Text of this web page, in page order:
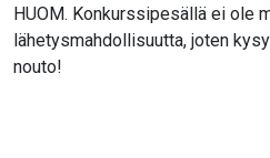
HUOM. Konkurssipesällä ei ole
lähetysmahdollisuutta, joten
nouto!